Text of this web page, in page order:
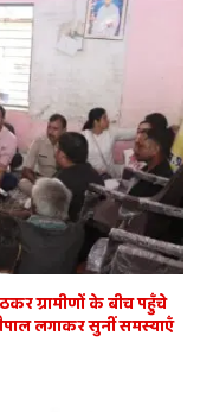
ग्रामीणों के बीच पहुँचे
लगाकर सुनीं समस्याएँ